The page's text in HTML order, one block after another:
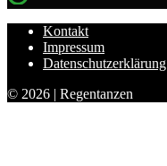
Kontakt
Impressum
Datenschutzerklärung
© 2026 | Regentanzen